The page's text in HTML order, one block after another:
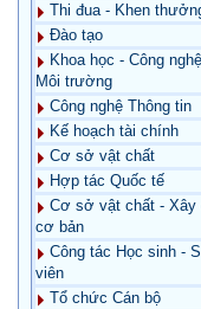
Thi đua - Khen
Đào tạo
Khoa học - Công
Môi trường
Công nghệ Thông tin
Kế hoạch tài chính
Cơ sở vật chất
Hợp tác Quốc tế
Cơ sở vật chất - Xây
cơ bản
Công tác Học sinh -
viên
Tổ chức Cán bộ